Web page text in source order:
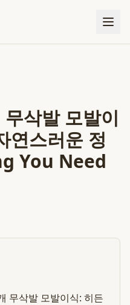
삭발 모발이
연스러운 정
You Need
무삭발 모발이식: 히든